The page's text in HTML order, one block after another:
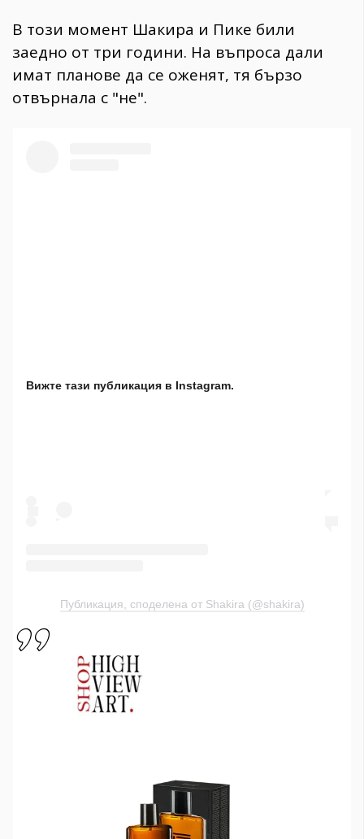
В този момент Шакира и Пике били
заедно от три години. На въпроса дали
имат планове да се оженят, тя бързо
отвърнала с "не".
Вижте тази публикация в Instagram.
Публикация, споделена от Shakira (@shakira)